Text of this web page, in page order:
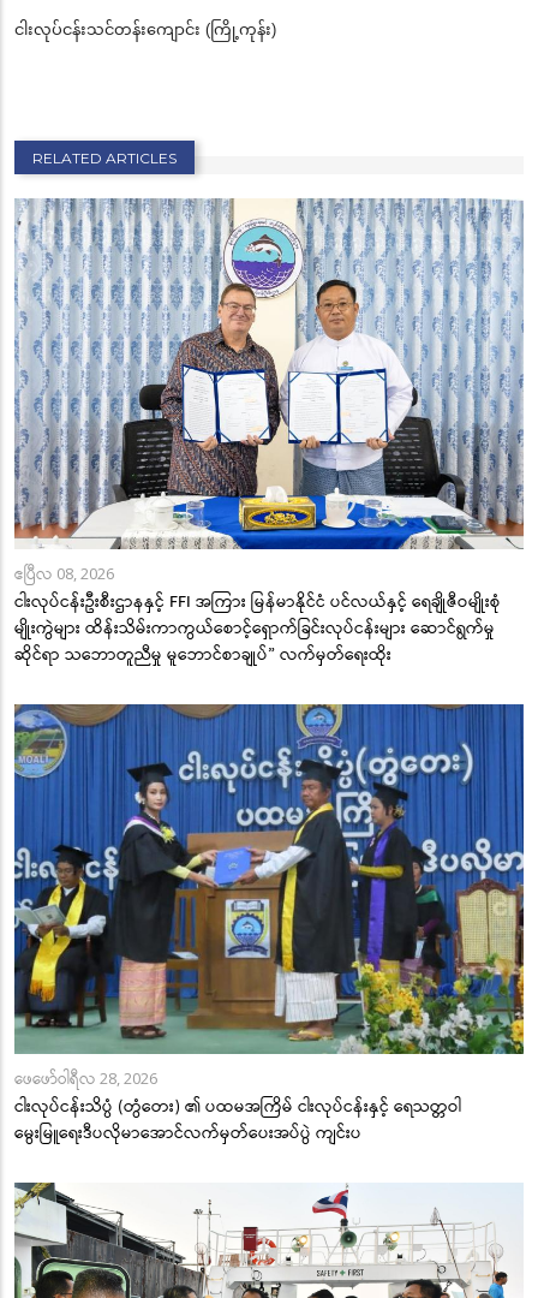
ငါးလုပ်ငန်းသင်တန်းကျောင်း (ကြို့ကုန်း)
RELATED ARTICLES
ဧပြီလ 08, 2026
ငါးလုပ်ငန်းဦးစီးဌာနနှင့် FFI အကြား မြန်မာနိုင်ငံ ပင်လယ်နှင့် ရေချိုဇီဝမျိုးစုံ
မျိုးကွဲများ ထိန်းသိမ်းကာကွယ်စောင့်ရှောက်ခြင်းလုပ်ငန်းများ ဆောင်ရွက်မှု
ဆိုင်ရာ သဘောတူညီမှု မူဘောင်စာချုပ်” လက်မှတ်ရေးထိုး
ဖေဖော်ဝါရီလ 28, 2026
ငါးလုပ်ငန်းသိပ္ပံ (တွံတေး) ၏ ပထမအကြိမ် ငါးလုပ်ငန်းနှင့် ရေသတ္တဝါ
မွေးမြူရေးဒီပလိုမာအောင်လက်မှတ်ပေးအပ်ပွဲ ကျင်းပ